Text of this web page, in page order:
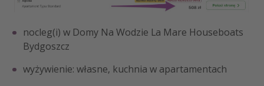
nocleg(i) w Domy Na Wodzie La Mare Houseboats
Bydgoszcz
wyżywienie: własne, kuchnia w apartamentach